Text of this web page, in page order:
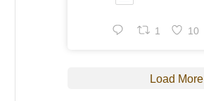
1 10
Load More